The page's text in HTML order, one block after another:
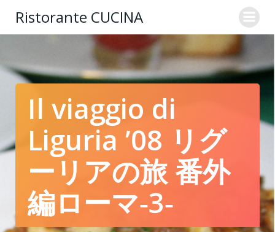
ン
テ
ン
ツ
へ
キ
プ
Ristorante CUCINA
Il viaggio di
Liguria ’08 リグ
ーリアの旅 番外
編ローマ‐3‐